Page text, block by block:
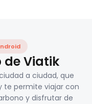
de Viatik
a ciudad, que
te permite viajar con
y disfrutar de